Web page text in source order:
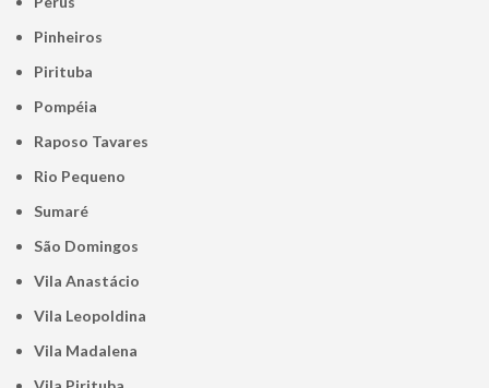
Pinheiros
Pirituba
Pompéia
Raposo Tavares
Rio Pequeno
Sumaré
São Domingos
Vila Anastácio
Vila Leopoldina
Vila Madalena